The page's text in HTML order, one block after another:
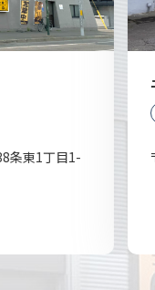
条東1丁目1-